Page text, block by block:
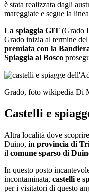
è stata realizzata dagli
mareggiate e segue la
La spiaggia GIT (Grado
Grado inizia al termine
premiata con la
Spiaggia al Bosco
Grado, foto wikipedia Di
Castelli e
Altra località dove scoprire
Duino, in provincia di
il comune sparso di
In questo posto
incontaminata, castelli e
per i visitatori di questo